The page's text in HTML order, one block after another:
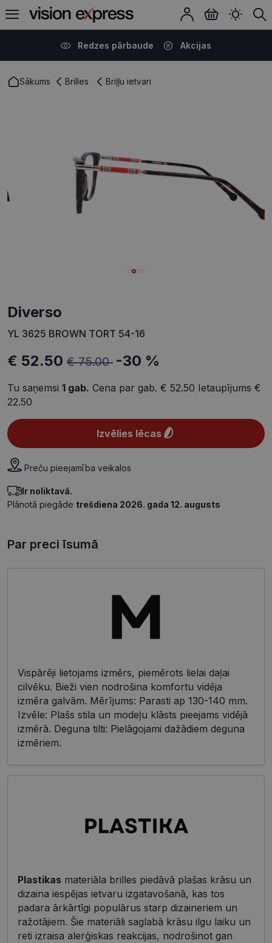
Redzes pārbaude Akcijas
Sākums Brilles Briļļu ietvari
Diverso
YL 3625 BROWN TORT 54-16
€ 52.50 € 75.00 -30 %
Tu saņemsi 1 gab. Cena par gab. € 52.50 Ietaupījums €
22.50
Izvēlies lēcas
Preču pieejamība veikalos
Ir noliktavā.
Plānotā piegāde trešdiena 2026. gada 12. augusts
Par preci īsumā
Vispārēji lietojams izmērs, piemērots lielai daļai
cilvēku. Bieži vien nodrošina komfortu vidēja
izmēra galvām. Mērījums: Parasti ap 130-140 mm.
Izvēle: Plašs stila un modeļu klāsts pieejams vidējā
izmērā. Deguna tilti: Pielāgojami dažādiem deguna
izmēriem.
Plastikas materiāla brilles piedāvā plašas krāsu un
dizaina iespējas ietvaru izgatavošanā, kas tos
padara ārkārtīgi populārus starp dizaineriem un
ražotājiem. Šie materiāli saglabā krāsu ilgu laiku un
reti izraisa alerģiskas reakcijas, nodrošinot gan